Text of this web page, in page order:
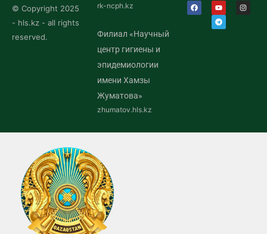
© Copyright 2025
- hls.kz - all rights
reserved.
rk-ncph.kz
Филиал «Научный
центр гигиены и
эпидемиологии
имени Хамзы
Жуматова»
zhumatov.hls.kz